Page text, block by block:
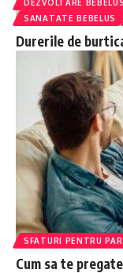
DEZVOLTARE BEBELUS
SANATATE BEBELUS
Durerile de
SFATURI PENTRU
Cum sa te